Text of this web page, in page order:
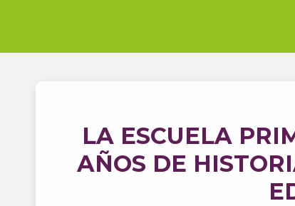
LA ESCUELA
AÑOS DE